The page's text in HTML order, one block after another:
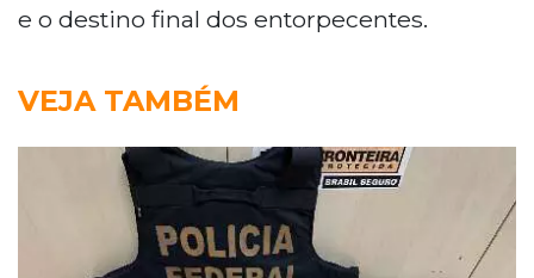
e o destino final dos entorpecentes.
VEJA TAMBÉM